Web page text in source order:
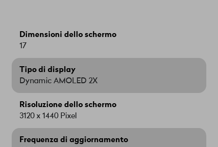
Dimensioni dello schermo
17
Tipo di display
Dynamic AMOLED 2X
Risoluzione dello schermo
3120 x 1440 Pixel
Frequenza di aggiornamento